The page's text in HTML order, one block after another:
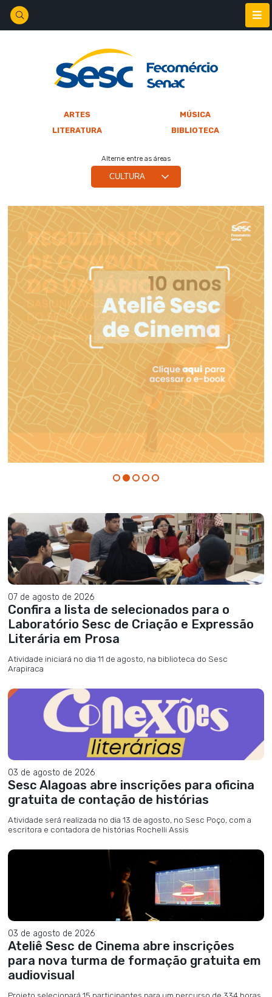
ARTES
MÚSICA
LITERATURA
BIBLIOTECA
Alterne entre as áreas
07 de agosto de 2026
Confira a lista de selecionados para o
Laboratório Sesc de Criação e Expressão
Literária em Prosa
Atividade iniciará no dia 11 de agosto, na biblioteca do Sesc
Arapiraca
03 de agosto de 2026
Sesc Alagoas abre inscrições para oficina
gratuita de contação de histórias
Atividade será realizada no dia 13 de agosto, no Sesc Poço, com a
escritora e contadora de histórias Rochelli Assis
03 de agosto de 2026
Ateliê Sesc de Cinema abre inscrições
para nova turma de formação gratuita em
audiovisual